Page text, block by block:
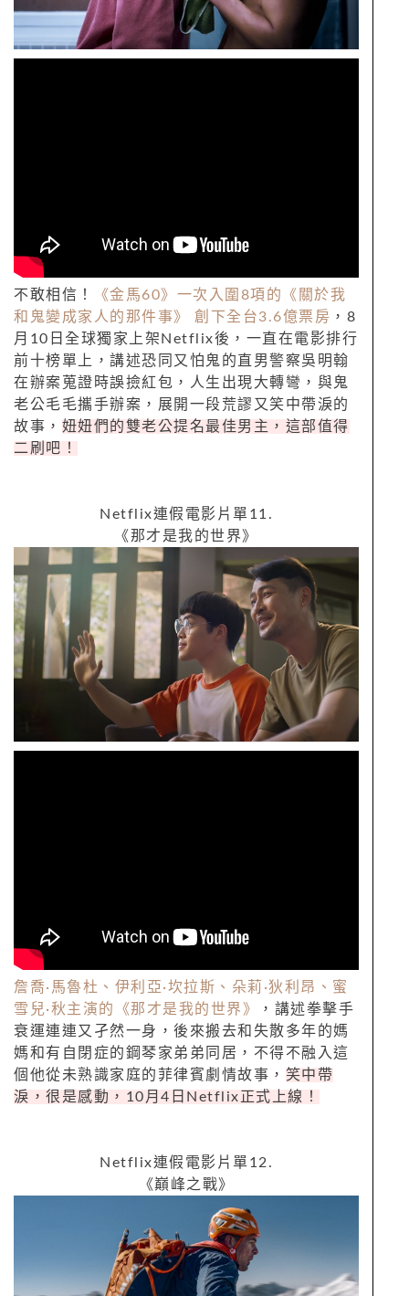
不敢相信！ 《金馬60》一次入圍 8項的《關於我
和鬼變成家人的那件事》 創下全台3.6億票房 ， 8
月 10 日全球獨家上架 Netflix後，一直在電影排行
前十榜單上，講述恐同又怕鬼的直男警察吳明翰
在辦案蒐證時誤撿紅包，人生出現大轉彎，與鬼
老公毛毛攜手辦案，展開一段荒謬又笑中帶淚的
故事， 妞妞們的雙老公提名最佳男主，這部值得
二刷吧！
Netflix連假電影片單11.
《那才是我的世界》
詹喬· 馬魯杜、伊利亞 ·坎拉斯、朵莉 ·狄利昂、蜜
雪兒·秋主演的《那才是我的世界》
，講述拳擊手
衰運連連又孑然一身，後來搬去和失散多年的媽
媽和有自閉症的鋼琴家弟弟同居，不得不融入這
個他從未熟識家庭的菲律賓劇情故事， 笑中帶
淚，很是感動， 10 月 4 日 Netflix 正式上線！
Netflix連假電影片單12.
《巔峰之戰》